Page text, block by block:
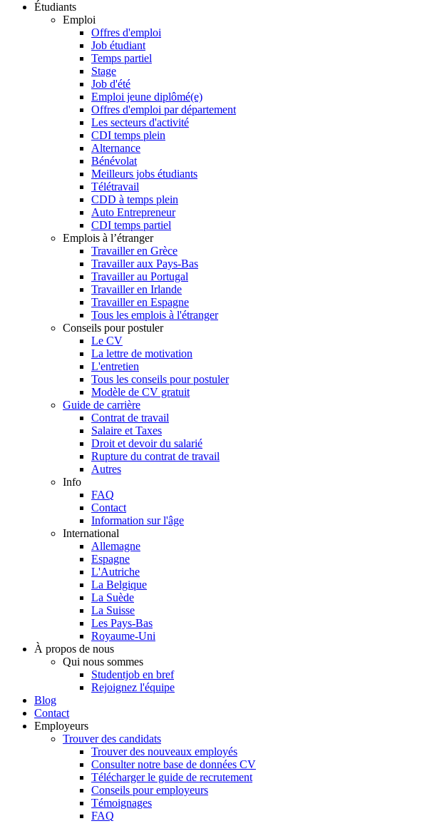
Étudiants
Emploi
Offres d'emploi
Job étudiant
Temps partiel
Stage
Job d'été
Emploi jeune diplômé(e)
Offres d'emploi par département
Les secteurs d'activité
CDI temps plein
Alternance
Bénévolat
Meilleurs jobs étudiants
Télétravail
CDD à temps plein
Auto Entrepreneur
CDI temps partiel
Emplois à l’étranger
Travailler en Grèce
Travailler aux Pays-Bas
Travailler au Portugal
Travailler en Irlande
Travailler en Espagne
Tous les emplois à l'étranger
Conseils pour postuler
Le CV
La lettre de motivation
L'entretien
Tous les conseils pour postuler
Modèle de CV gratuit
Guide de carrière
Contrat de travail
Salaire et Taxes
Droit et devoir du salarié
Rupture du contrat de travail
Autres
Info
FAQ
Contact
Information sur l'âge
International
Allemagne
Espagne
L'Autriche
La Belgique
La Suède
La Suisse
Les Pays-Bas
Royaume-Uni
À propos de nous
Qui nous sommes
Studentjob en bref
Rejoignez l'équipe
Blog
Contact
Employeurs
Trouver des candidats
Trouver des nouveaux employés
Consulter notre base de données CV
Télécharger le guide de recrutement
Conseils pour employeurs
Témoignages
FAQ